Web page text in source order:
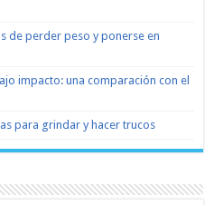
de perder peso y ponerse en
impacto: una comparación con el
para grindar y hacer trucos